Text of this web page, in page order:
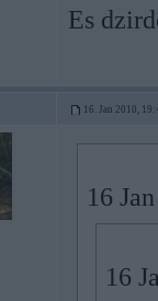
Es
16. Jan 2010,
16
16